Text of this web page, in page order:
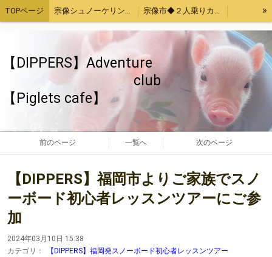
TOPページ 宗像シュノーケリング・カヤック体験 宗像市◆２人乗りカヤックレンタル
宗像魚突き・取ったどー！体験 宗像SUP（サップ）体験
宗像手ぶらでバーベキューセットレンタル４時間 福津市アジ釣り体験
福岡、熊本、大分出発。綺麗でいい波の宮崎へサーフトリップ
ストレス発散！上司の顔にお茶をぶっかける！あの爽快感を再び～again～
旅のお供いたします 特定商取引法表記
»
【DIPPERS】Adventure
club
【Piglets cafe】
前のページ 一覧へ 次のページ
【DIPPERS】福岡市よりご家族でスノ
ーボード初心者レッスンツアーにご参
加
2024年03月10日 15:38
カテゴリ：
【DIPPERS】福岡発スノーボード初心者レッスンツアー